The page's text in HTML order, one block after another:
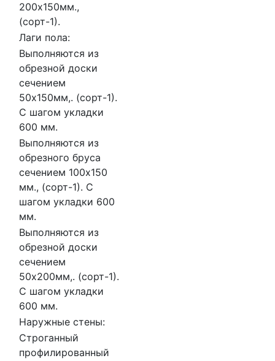
200х150мм.,
(сорт-1).
Лаги пола:
Выполняются из
обрезной доски
сечением
50х150мм,. (сорт-1).
С шагом укладки
600 мм.
Выполняются из
обрезного бруса
сечением 100х150
мм., (сорт-1). С
шагом укладки 600
мм.
Выполняются из
обрезной доски
сечением
50х200мм,. (сорт-1).
С шагом укладки
600 мм.
Наружные стены:
Строганный
профилированный